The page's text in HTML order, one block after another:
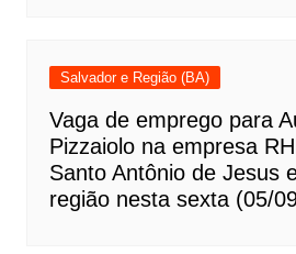
Salvador e Região (BA)
Vaga de emprego para
Pizzaiolo na empresa
Santo Antônio de Jesus
região nesta sexta (05/